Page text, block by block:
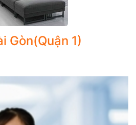
bã, rạch tụ dịch vành tai...
NÊN ĐI KHÁM TAI MŨI HỌNG
lực đột ngột
dai dẳng, nuốt đau, nuốt
Gòn(Quận 1)